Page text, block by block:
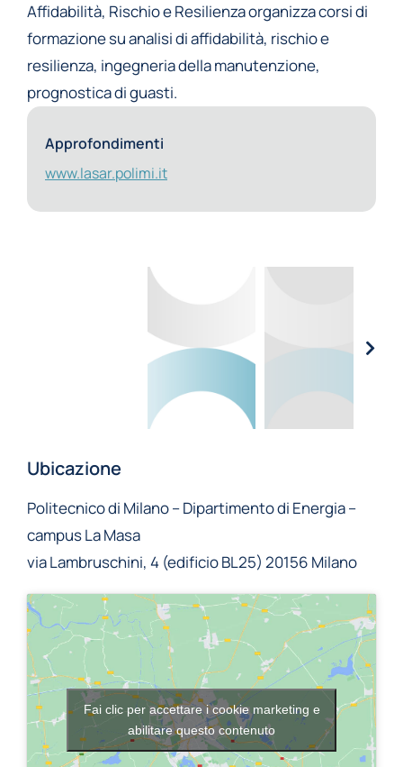
Affidabilità, Rischio e Resilienza organizza corsi di
formazione su analisi di affidabilità, rischio e
resilienza, ingegneria della manutenzione,
prognostica di guasti.
Approfondimenti
www.lasar.polimi.it
Ubicazione
Politecnico di Milano – Dipartimento di Energia –
campus La Masa
via Lambruschini, 4 (edificio BL25) 20156 Milano
Fai clic per accettare i cookie marketing e
abilitare questo contenuto